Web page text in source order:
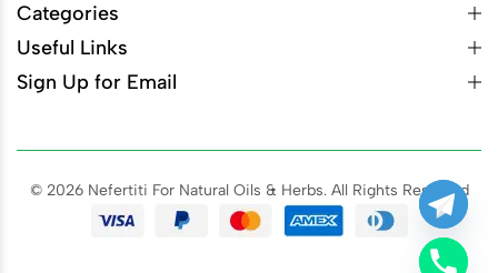
Categories
Useful Links
Sign Up for Email
© 2026 Nefertiti For Natural Oils & Herbs. All Rights Reserved